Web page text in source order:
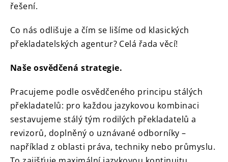
řešení.
Co nás odlišuje a čím se lišíme od klasických
překladatelských agentur? Celá řada věcí!
Naše osvědčená strategie.
Pracujeme podle osvědčeného principu stálých
překladatelů: pro každou jazykovou kombinaci
sestavujeme stálý tým rodilých překladatelů a
revizorů, doplněný o uznávané odborníky –
například z oblasti práva, techniky nebo průmyslu.